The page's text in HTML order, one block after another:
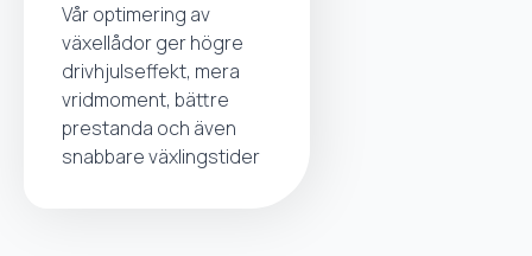
Vår optimering av
växellådor ger högre
drivhjulseffekt, mera
vridmoment, bättre
prestanda och även
snabbare växlingstider